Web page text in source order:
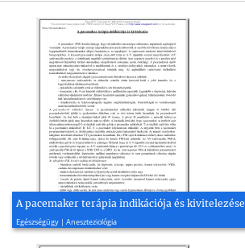
A pacemaker terápia indikációja és kivitelezése
Egészségügy | Aneszteziológia
2005, 2 oldal